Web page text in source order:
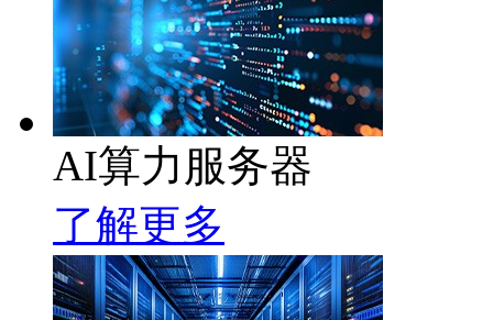
AI算力服务器
了解更多